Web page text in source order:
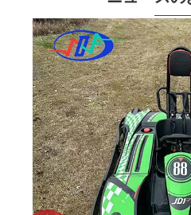
なぜマグネシウム合金
トが現代のレーサーに
になっているのでしょ
もっと見る >>